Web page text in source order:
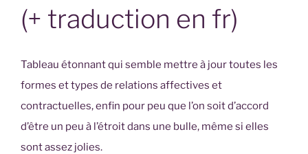
(+ traduction en fr)
Tableau étonnant qui semble mettre à jour toutes les
formes et types de relations affectives et
contractuelles, enfin pour peu que l’on soit d’accord
d’être un peu à l’étroit dans une bulle, même si elles
sont assez jolies.